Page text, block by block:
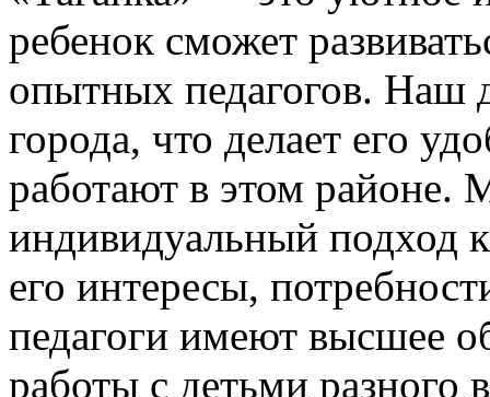
ребенок сможет
опытных педагогов. Наш
города, что делает его
работают в этом районе.
индивидуальный подход
его интересы,
педагоги имеют высшее
работы с детьми разного